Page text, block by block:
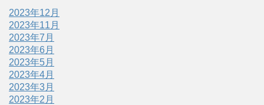
2023年12月
2023年11月
2023年7月
2023年6月
2023年5月
2023年4月
2023年3月
2023年2月